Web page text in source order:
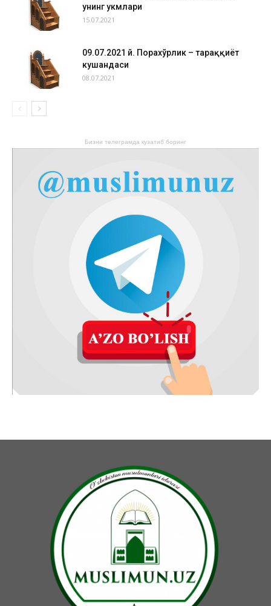
унинг ҳукмлари
15.07.2021
09.07.2021 й. Порахўрлик – тараққиёт
кушандаси
08.07.2021
Бизни телеграмда кузатиб боринг